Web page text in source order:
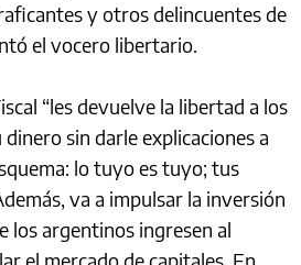
y otros delincuentes de
el vocero libertario.
“les devuelve la libertad a los
sin darle explicaciones a
lo tuyo es tuyo; tus
va a impulsar la inversión
los argentinos ingresen al